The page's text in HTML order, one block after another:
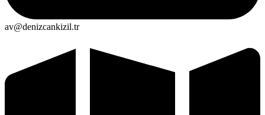
av@denizcankizil.tr